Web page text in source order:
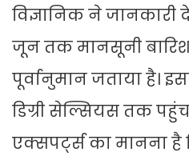
विज्ञानिक ने जानकारी
जून तक मानसूनी
पूर्वानुमान जताया है।
डिग्री सेल्सियस तक
एक्सपर्ट्स का मानना